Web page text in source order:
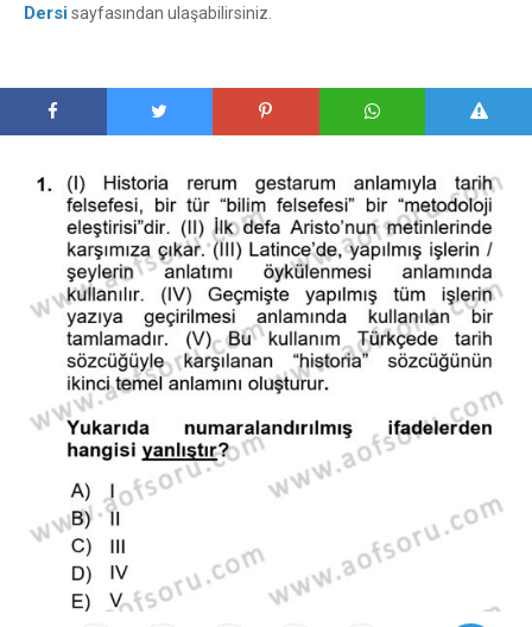
Dersisayfasından ulaşabilirsiniz.